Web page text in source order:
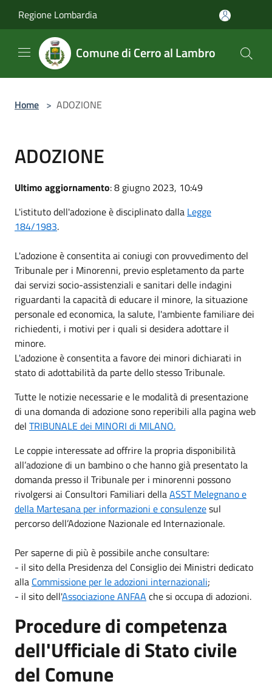
Regione Lombardia
Comune di Cerro al Lambro
Home > ADOZIONE
ADOZIONE
Ultimo aggiornamento: 8 giugno 2023, 10:49
L'istituto dell'adozione è disciplinato dalla Legge
184/1983.
L'adozione è consentita ai coniugi con provvedimento del
Tribunale per i Minorenni, previo espletamento da parte
dai servizi socio-assistenziali e sanitari delle indagini
riguardanti la capacità di educare il minore, la situazione
personale ed economica, la salute, l'ambiente familiare dei
richiedenti, i motivi per i quali si desidera adottare il
minore.
L'adozione è consentita a favore dei minori dichiarati in
stato di adottabilità da parte dello stesso Tribunale.
Tutte le notizie necessarie e le modalità di presentazione
di una domanda di adozione sono reperibili alla pagina web
del TRIBUNALE dei MINORI di MILANO.
Le coppie interessate ad offrire la propria disponibilità
all’adozione di un bambino o che hanno già presentato la
domanda presso il Tribunale per i minorenni possono
rivolgersi ai Consultori Familiari dellaASST Melegnano e
della Martesana per informazioni e consulenzesul
percorso dell’Adozione Nazionale ed Internazionale.
Per saperne di più è possibile anche consultare:
- il sito della Presidenza del Consiglio dei Ministri dedicato
alla Commissione per le adozioni internazionali;
- il sito dell'Associazione ANFAA che si occupa di adozioni.
Procedure di competenza
dell'Ufficiale di Stato civile
del Comune